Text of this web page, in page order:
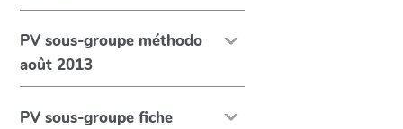
PV sous-groupe méthodo
août 2013
PV sous-groupe fiche